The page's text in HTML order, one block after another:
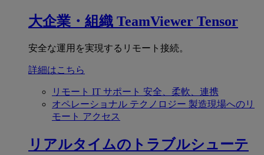
大企業・組織 TeamViewer Tensor
安全な運用を実現するリモート接続。
詳細はこちら
リモート IT サポート 安全、柔軟、連携
オペレーショナル テクノロジー 製造現場へのリ
モート アクセス
リアルタイムのトラブルシューテ